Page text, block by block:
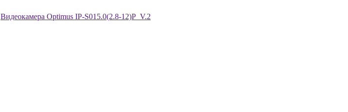
Видеокамера Optimus IP-S015.0(2.8-12)P_V.2